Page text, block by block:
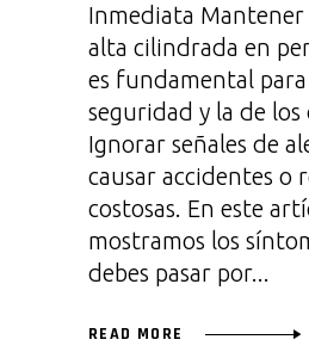
Inmediata
alta cilindrada en
es fundamental
seguridad y la de los
Ignorar señales de
causar accidentes o
costosas. En este
mostramos los
debes pasar por
READ MORE